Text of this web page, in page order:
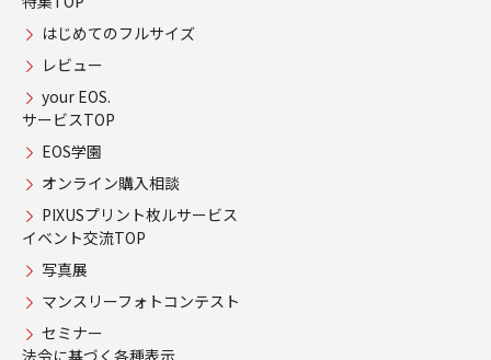
はじめてのフルサイズ
レビュー
your EOS.
サービスTOP
EOS学園
オンライン購入相談
PIXUSプリント枚ルサービス
イベント交流TOP
写真展
マンスリーフォトコンテスト
セミナー